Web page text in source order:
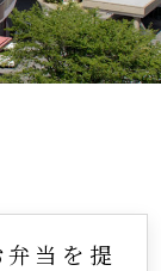
当を提